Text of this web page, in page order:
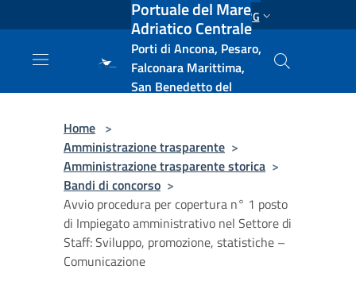
Salta al contenuto principale ENG
Portuale del Mare
Adriatico Centrale
Porti di Ancona, Pesaro,
Falconara Marittima,
San Benedetto del
Home >
Amministrazione trasparente >
Amministrazione trasparente storica >
Bandi di concorso >
Avvio procedura per copertura n° 1 posto
di Impiegato amministrativo nel Settore di
Staff: Sviluppo, promozione, statistiche –
Comunicazione